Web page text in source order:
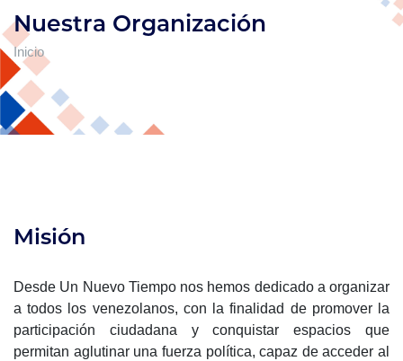
Nuestra Organización
Inicio
Misión
Desde Un Nuevo Tiempo nos hemos dedicado a organizar
a todos los venezolanos, con la finalidad de promover la
participación ciudadana y conquistar espacios que
permitan aglutinar una fuerza política, capaz de acceder al